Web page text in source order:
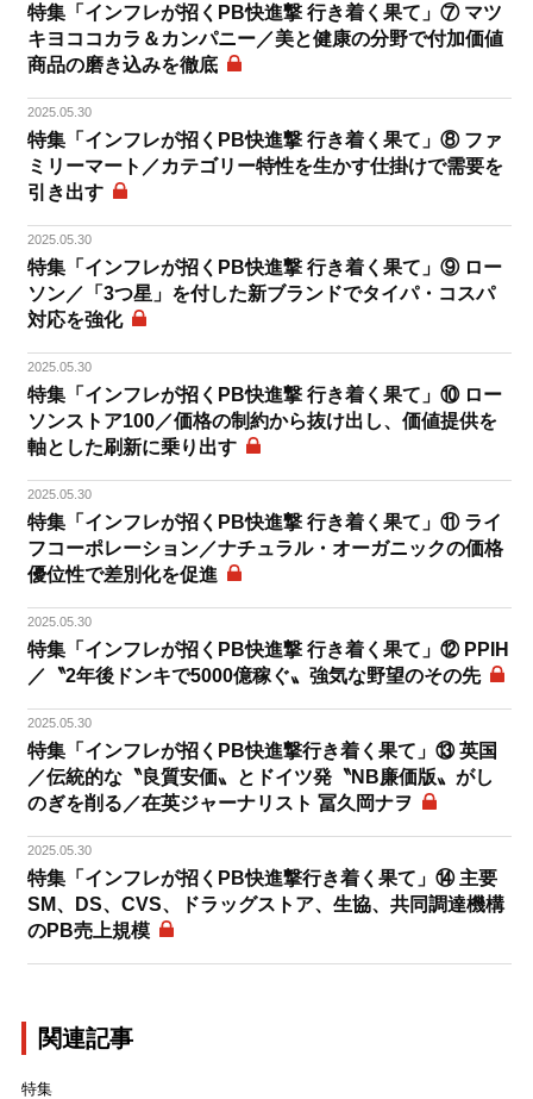
特集「インフレが招くPB快進撃 行き着く果て」⑦ マツ
キヨココカラ＆カンパニー／美と健康の分野で付加価値
商品の磨き込みを徹底
2025.05.30
特集「インフレが招くPB快進撃 行き着く果て」⑧ ファ
ミリーマート／カテゴリー特性を生かす仕掛けで需要を
引き出す
2025.05.30
特集「インフレが招くPB快進撃 行き着く果て」⑨ ロー
ソン／「3つ星」を付した新ブランドでタイパ・コスパ
対応を強化
2025.05.30
特集「インフレが招くPB快進撃 行き着く果て」⑩ ロー
ソンストア100／価格の制約から抜け出し、価値提供を
軸とした刷新に乗り出す
2025.05.30
特集「インフレが招くPB快進撃 行き着く果て」⑪ ライ
フコーポレーション／ナチュラル・オーガニックの価格
優位性で差別化を促進
2025.05.30
特集「インフレが招くPB快進撃 行き着く果て」⑫ PPIH
／〝2年後ドンキで5000億稼ぐ〟強気な野望のその先
2025.05.30
特集「インフレが招くPB快進撃行き着く果て」⑬ 英国
／伝統的な〝良質安価〟とドイツ発〝NB廉価版〟がし
のぎを削る／在英ジャーナリスト 冨久岡ナヲ
2025.05.30
特集「インフレが招くPB快進撃行き着く果て」⑭ 主要
SM、DS、CVS、ドラッグストア、生協、共同調達機構
のPB売上規模
関連記事
特集